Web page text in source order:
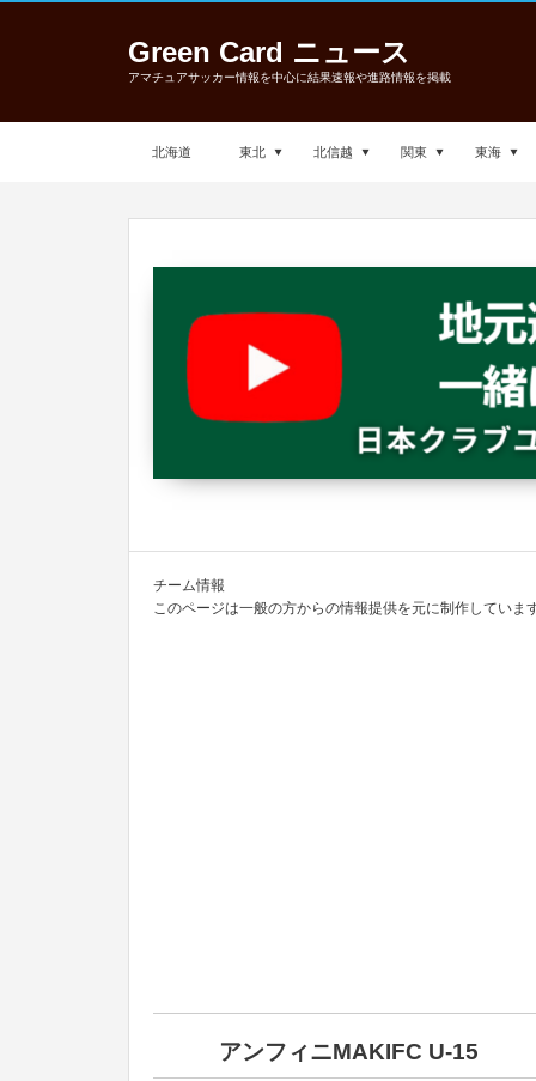
Green Card ニュース
アマチュアサッカー情報を中心に結果速報や進路情報を掲載
北海道 東北 北信越 関東 東海
チーム情報
このページは一般の方からの情報提供を元に制作していま
アンフィニMAKIFC U-15